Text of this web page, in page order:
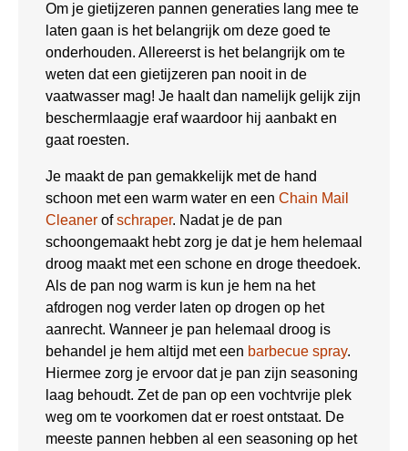
Om je gietijzeren pannen generaties lang mee te
laten gaan is het belangrijk om deze goed te
onderhouden. Allereerst is het belangrijk om te
weten dat een gietijzeren pan nooit in de
vaatwasser mag! Je haalt dan namelijk gelijk zijn
beschermlaagje eraf waardoor hij aanbakt en
gaat roesten.
Je maakt de pan gemakkelijk met de hand
schoon met een warm water en een Chain Mail
Cleaner ofschraper. Nadat je de pan
schoongemaakt hebt zorg je dat je hem helemaal
droog maakt met een schone en droge theedoek.
Als de pan nog warm is kun je hem na het
afdrogen nog verder laten op drogen op het
aanrecht. Wanneer je pan helemaal droog is
behandel je hem altijd met een barbecue spray.
Hiermee zorg je ervoor dat je pan zijn seasoning
laag behoudt. Zet de pan op een vochtvrije plek
weg om te voorkomen dat er roest ontstaat. De
meeste pannen hebben al een seasoning op het